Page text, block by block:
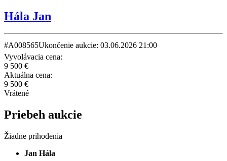
Hála Jan
#A008565Ukončenie aukcie: 03.06.2026 21:00
Vyvolávacia cena:
9 500 €
Aktuálna cena:
9 500 €
Vrátené
Priebeh aukcie
Žiadne prihodenia
Jan Hála